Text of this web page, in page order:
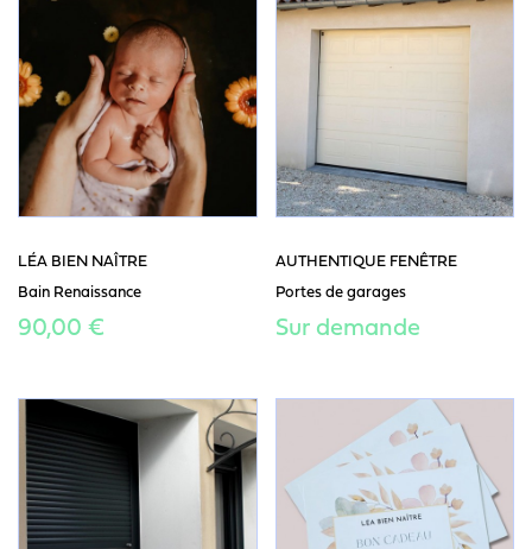
LÉA BIEN NAÎTRE
Bain Renaissance
90,00 €
AUTHENTIQUE FENÊTRE
Portes de garages
Sur demande